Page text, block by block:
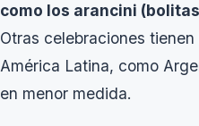
como los arancini
Otras celebraciones
América Latina, como
en menor medida.